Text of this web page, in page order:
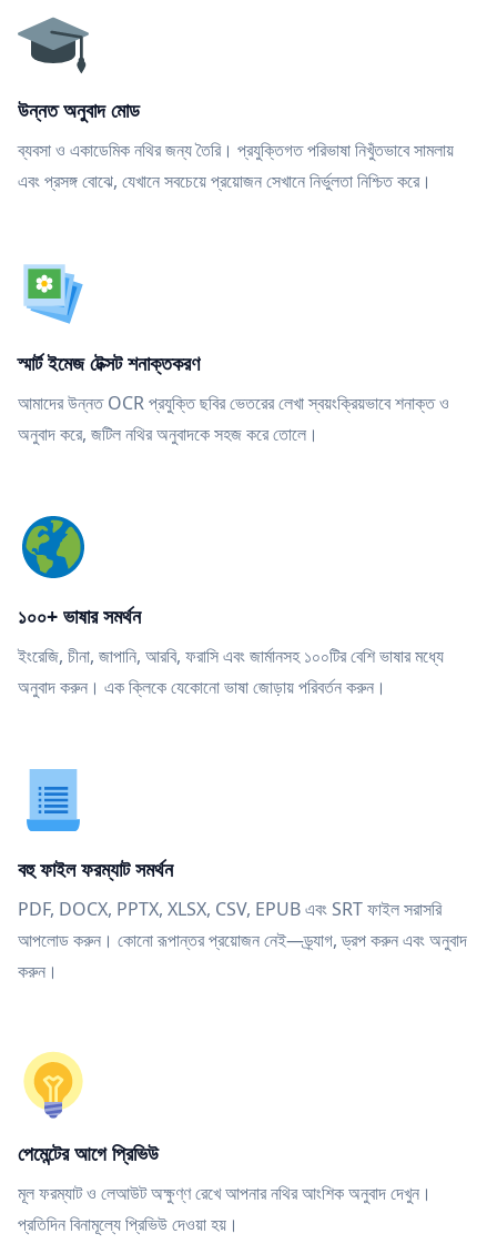
উন্নত অনুবাদ মোড
ব্যবসা ও একাডেমিক নথির জন্য তৈরি। প্রযুক্তিগত পরিভাষা নিখুঁতভাবে সামলায়
এবং প্রসঙ্গ বোঝে, যেখানে সবচেয়ে প্রয়োজন সেখানে নির্ভুলতা নিশ্চিত করে।
স্মার্ট ইমেজ টেক্সট শনাক্তকরণ
আমাদের উন্নত OCR প্রযুক্তি ছবির ভেতরের লেখা স্বয়ংক্রিয়ভাবে শনাক্ত ও
অনুবাদ করে, জটিল নথির অনুবাদকে সহজ করে তোলে।
১০০+ ভাষার সমর্থন
ইংরেজি, চীনা, জাপানি, আরবি, ফরাসি এবং জার্মানসহ ১০০টির বেশি ভাষার মধ্যে
অনুবাদ করুন। এক ক্লিকে যেকোনো ভাষা জোড়ায় পরিবর্তন করুন।
বহু ফাইল ফরম্যাট সমর্থন
PDF, DOCX, PPTX, XLSX, CSV, EPUB এবং SRT ফাইল সরাসরি
আপলোড করুন। কোনো রূপান্তর প্রয়োজন নেই—ড্র্যাগ, ড্রপ করুন এবং অনুবাদ
করুন।
পেমেন্টের আগে প্রিভিউ
মূল ফরম্যাট ও লেআউট অক্ষুণ্ণ রেখে আপনার নথির আংশিক অনুবাদ দেখুন।
প্রতিদিন বিনামূল্যে প্রিভিউ দেওয়া হয়।